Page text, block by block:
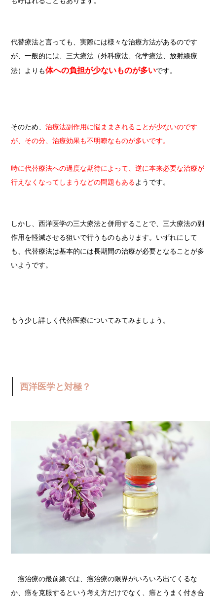
代替療法と言っても、実際には様々な治療方法があるのです
が、一般的には、三大療法（外科療法、化学療法、放射線療
法）よりも体への負担が少ないものが多いです。
そのため、 治療法副作用に悩ままされることが少ないのです
が、その分、治療効果も不明瞭なものが多いです。
時に代替療法への過度な期待によって、逆に本来必要な治療が
行えなくなってしまうなどの問題もあるようです。
しかし、西洋医学の三大療法と併用することで、三大療法の副
作用を軽減させる狙いで行うものもあります。 いずれにして
も、代替療法は基本的には長期間の治療が必要となることが多
いようです。
もう少し詳しく代替医療についてみてみましょう。
西洋医学と対極？
癌治療の最前線では、癌治療の限界がいろいろ出てくるな
か、癌を克服するという考え方だけでなく、癌とうまく付き合